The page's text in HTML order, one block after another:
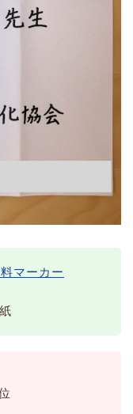
マーカー